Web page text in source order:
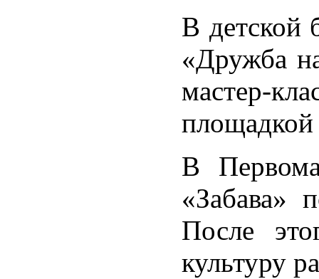
В детской
«Дружба
мастер-
В
«Забава»
После
культуру